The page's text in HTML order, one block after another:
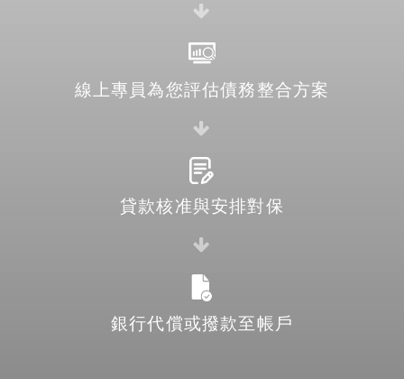
線上專員為您評估債務整合方案
貸款核准與安排對保
銀行代償或撥款至帳戶